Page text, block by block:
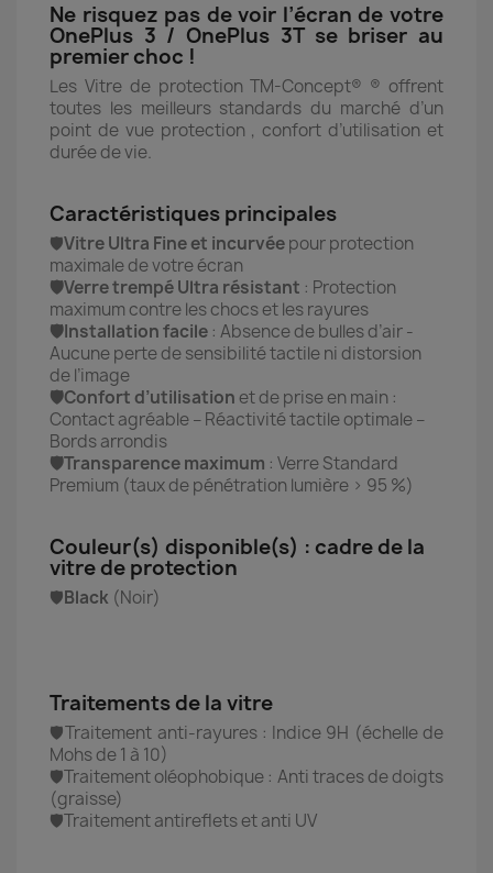
Ne risquez pas de voir l’écran de votre
OnePlus 3 / OnePlus 3T se briser au
premier choc !
Les Vitre de protection TM-Concept® ® offrent
toutes les meilleurs standards du marché d’un
point de vue protection , confort d’utilisation et
durée de vie.
Caractéristiques principales
🛡️Vitre Ultra Fine et incurvéepour protection
maximale de votre écran
🛡️Verre trempé Ultra résistant : Protection
maximum contre les chocs et les rayures
🛡️Installation facile : Absence de bulles d’air -
Aucune perte de sensibilité tactile ni distorsion
de l’image
🛡️Confort d’utilisation et de prise en main :
Contact agréable – Réactivité tactile optimale –
Bords arrondis
🛡️Transparence maximum : Verre Standard
Premium (taux de pénétration lumière > 95 %)
Couleur(s) disponible(s) : cadre de la
vitre de protection
🛡️Black (Noir)
Traitements de la vitre
🛡️Traitement anti-rayures : Indice 9H (échelle de
Mohs de 1 à 10)
🛡️Traitement oléophobique : Anti traces de doigts
(graisse)
🛡️Traitement antireflets et anti UV